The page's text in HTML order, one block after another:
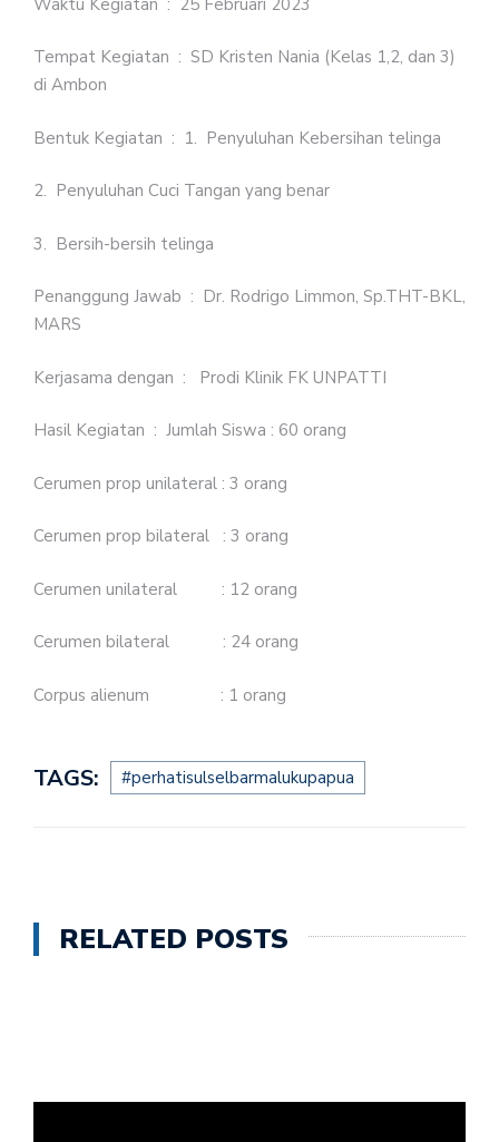
Tempat Kegiatan : SD Kristen Nania (Kelas 1,2, dan 3)
di Ambon
Bentuk Kegiatan : 1. Penyuluhan Kebersihan telinga
2. Penyuluhan Cuci Tangan yang benar
3. Bersih-bersih telinga
Penanggung Jawab : Dr. Rodrigo Limmon, Sp.THT-BKL,
MARS
Kerjasama dengan : Prodi Klinik FK UNPATTI
Hasil Kegiatan : Jumlah Siswa : 60 orang
Cerumen prop unilateral : 3 orang
Cerumen prop bilateral : 3 orang
Cerumen unilateral : 12 orang
Cerumen bilateral : 24 orang
Corpus alienum : 1 orang
TAGS: #perhatisulselbarmalukupapua
RELATED POSTS